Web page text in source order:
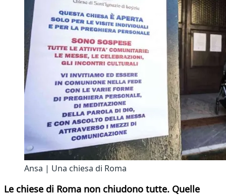
Ansa | Una chiesa di Roma
Le chiese di Roma non chiudono tutte. Quelle